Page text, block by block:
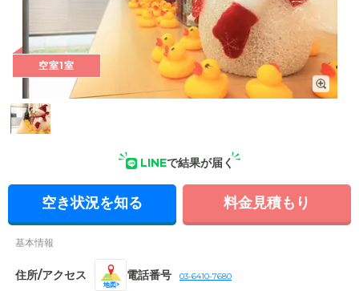
イベント・レク: 季節に合わせてさまざまなイベントを実施し
ています。イベントには多くのご入居者様が楽しんで参加して
空室1室
LINEで結果が届く
空き状況を知る 料金見積もり
基本情報
住所/アクセス
地図
電話番号 03-6410-7680